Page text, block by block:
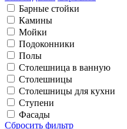
Барные стойки
Камины
Мойки
Подоконники
Полы
Столешница в ванную
Столешницы
Столешницы для кухни
Ступени
Фасады
Сбросить фильтр